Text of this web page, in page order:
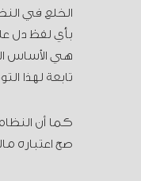
الخلع في
بأي لفظ دل
هي الأساس
تابعة لهذا
كما أن
صح اعتباره